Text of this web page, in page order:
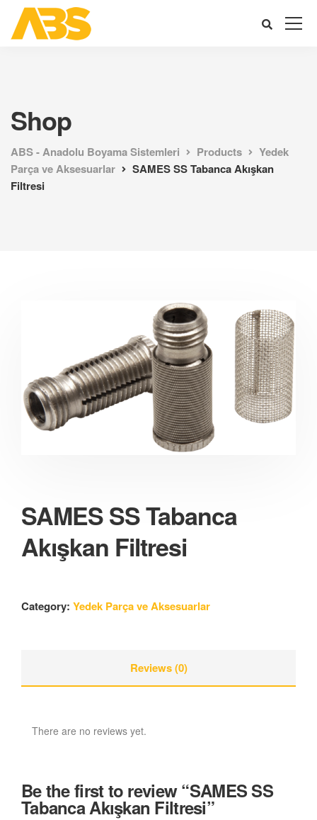
Shop
ABS - Anadolu Boyama Sistemleri Products
Yedek
Parça ve Aksesuarlar
SAMES SS Tabanca Akışkan
Filtresi
SAMES SS Tabanca
Akışkan Filtresi
Category: Yedek Parça ve Aksesuarlar
Reviews (0)
There are no reviews yet.
Be the first to review “SAMES SS
Tabanca Akışkan Filtresi”